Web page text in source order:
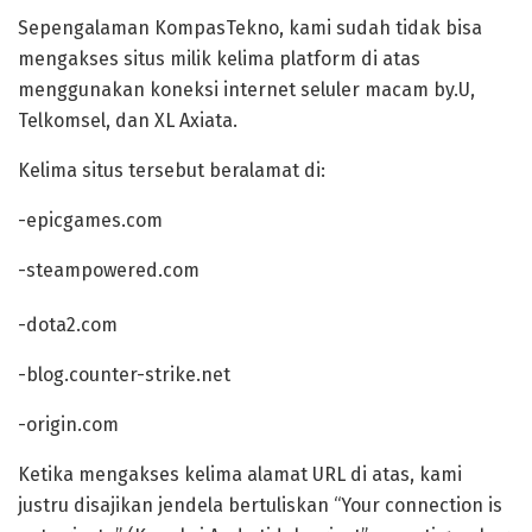
Sepengalaman KompasTekno, kami sudah tidak bisa
mengakses situs milik kelima platform di atas
menggunakan koneksi internet seluler macam by.U,
Telkomsel, dan XL Axiata.
Kelima situs tersebut beralamat di:
-epicgames.com
-steampowered.com
-dota2.com
-blog.counter-strike.net
-origin.com
Ketika mengakses kelima alamat URL di atas, kami
justru disajikan jendela bertuliskan “Your connection is